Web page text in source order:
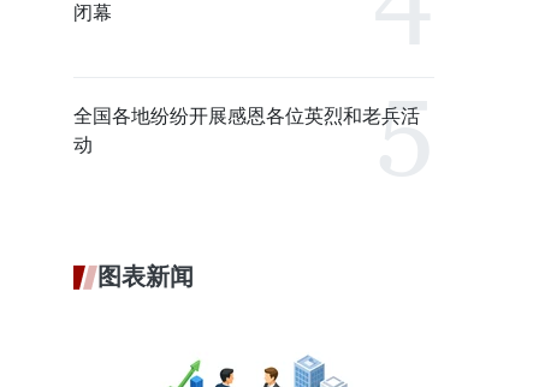
闭幕
全国各地纷纷开展感恩各位英烈和老兵活
动
图表新闻